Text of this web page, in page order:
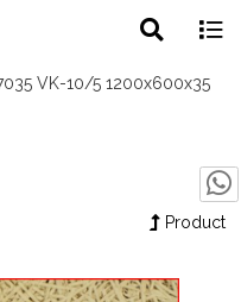
search
VK-10/5 1200x600x35
Product